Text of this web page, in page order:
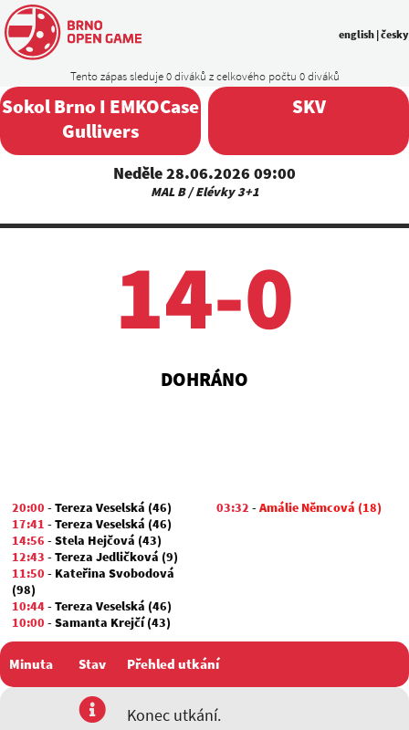
Tento zápas sleduje 0 diváků z celkového počtu 0 diváků
english |česky
Sokol Brno I EMKOCase
Gullivers
Neděle 28.06.2026 09:00
MAL B / Elévky 3+1
SKV
14-0
DOHRÁNO
20:00 -Tereza Veselská (46)
17:41 -Tereza Veselská (46)
14:56 -Stela Hejčová (43)
12:43 -Tereza Jedličková (9)
11:50 - Kateřina Svobodová
(98)
10:44-Tereza Veselská (46)
10:00 -Samanta Krejčí (43)
07:40-Nikol Gambová (93)
07:20
Tereza Veselská (46)
06:06-
Adina Kavická (62)
04:14-Tereza Jedličková (9)
Adina Kavická (62)
Tereza Jedličková (9)
03:32 -Amálie Němcová (18)
Minuta Stav Přehled utkání
Konec utkání.